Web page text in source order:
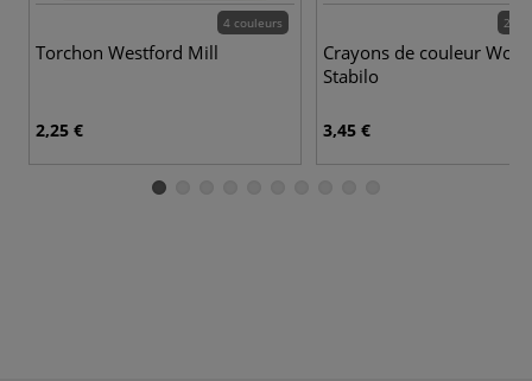
4 couleurs
Torchon Westford Mill
2,25 €
24
Crayons de couleur
Stabilo
3,45 €